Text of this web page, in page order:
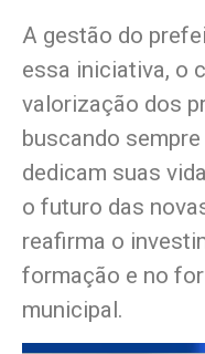
A gestão do
essa iniciativa, o
valorização dos
buscando
dedicam suas
o futuro das
reafirma o
formação e no
municipal.